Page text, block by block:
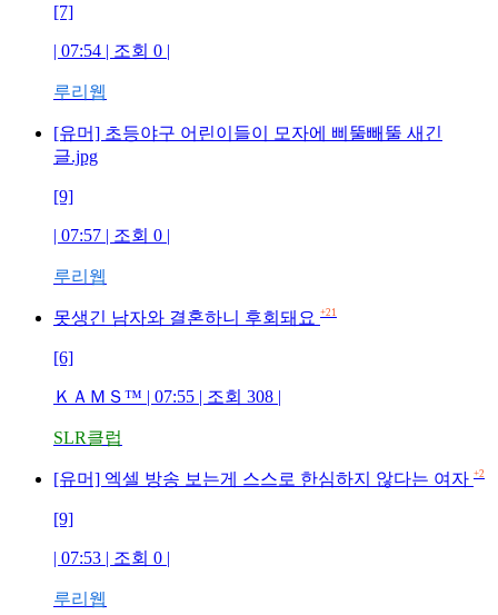
[7]
| 07:54 | 조회 0 |
루리웹
[유머] 초등야구 어린이들이 모자에 삐뚤빼뚤 새긴
글.jpg
[9]
| 07:57 | 조회 0 |
루리웹
못생긴 남자와 결혼하니 후회돼요 +21
[6]
ＫＡＭＳ™ | 07:55 | 조회 308 |
SLR클럽
[유머] 엑셀 방송 보는게 스스로 한심하지 않다는 여자 +2
[9]
| 07:53 | 조회 0 |
루리웹